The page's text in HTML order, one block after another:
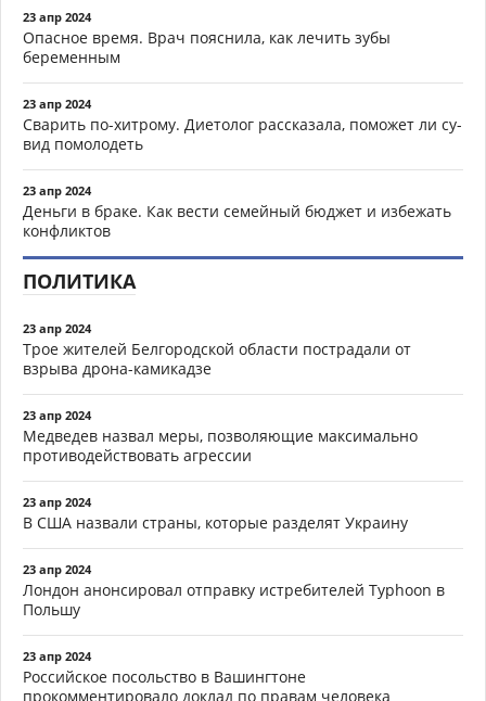
23 апр 2024
Опасное время. Врач пояснила, как лечить зубы
беременным
23 апр 2024
Сварить по-хитрому. Диетолог рассказала, поможет ли су-
вид помолодеть
23 апр 2024
Деньги в браке. Как вести семейный бюджет и избежать
конфликтов
ПОЛИТИКА
23 апр 2024
Трое жителей Белгородской области пострадали от
взрыва дрона-камикадзе
23 апр 2024
Медведев назвал меры, позволяющие максимально
противодействовать агрессии
23 апр 2024
В США назвали страны, которые разделят Украину
23 апр 2024
Лондон анонсировал отправку истребителей Typhoon в
Польшу
23 апр 2024
Российское посольство в Вашингтоне
прокомментировало доклад по правам человека